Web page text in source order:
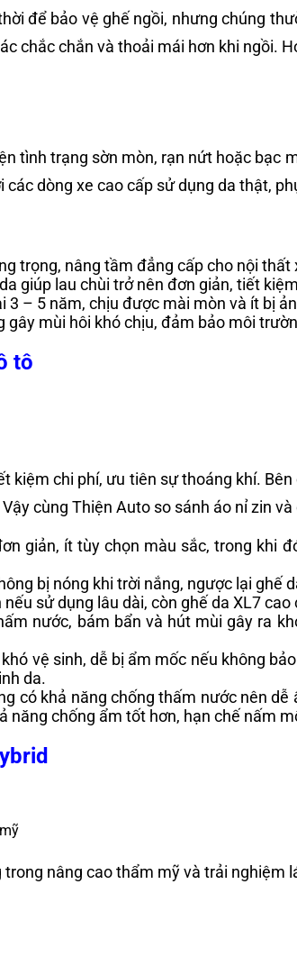
để bảo vệ ghế ngồi, nhưng chúng
chắc chắn và thoải mái hơn khi ngồi.
tình trạng sờn mòn, rạn nứt hoặc
dòng xe cao cấp sử dụng da thật,
trọng, nâng tầm đẳng cấp cho nội
giúp lau chùi trở nên đơn giản, tiết
3 – 5 năm, chịu được mài mòn và ít bị
mùi hôi khó chịu, đảm bảo môi
tô
kiệm chi phí, ưu tiên sự thoáng khí.
cùng Thiện Auto so sánh áo nỉ zin và
giản, ít tùy chọn màu sắc, trong
bị nóng khi trời nắng, ngược lại
sử dụng lâu dài, còn ghế da XL7
nước, bám bẩn và hút mùi gây ra
vệ sinh, dễ bị ẩm mốc nếu không
da.
có khả năng chống thấm nước nên
năng chống ẩm tốt hơn, hạn chế nấm
nâng cao thẩm mỹ và trải